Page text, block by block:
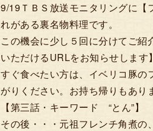
9/19ＴＢＳ放送モニタリングに【
れがある裏名物料理です。
この機会に少し５回に分けてご
いただけるURLをお知らせします】
すぐ食べたい方は、イベリコ豚
がりください。お持ち帰りもあり
【第三話・キーワード “とん”】
その後・・・元祖フレンチ角煮